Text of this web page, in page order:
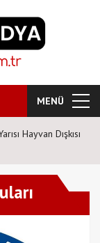
MENÜ
Hayvan Dışkısı